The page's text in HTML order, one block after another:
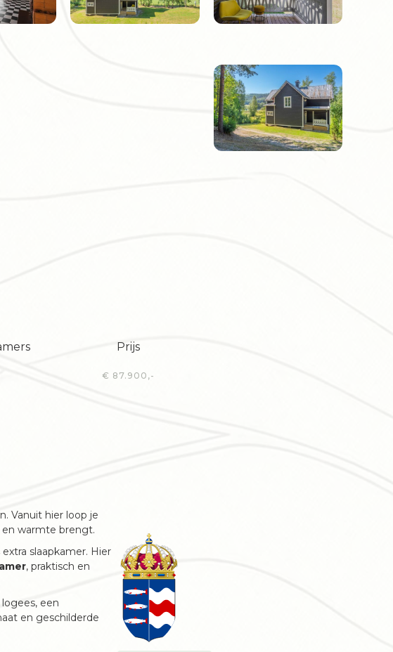
Prijs
€ 87.900,-
Vanuit hier loop je
warmte brengt.
slaapkamer. Hier
, praktisch en
een
en geschilderde